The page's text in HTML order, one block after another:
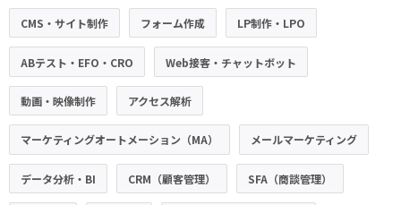
CMS・サイト制作 フォーム作成 LP制作・LPO
ABテスト・EFO・CRO Web接客・チャットボット
動画・映像制作 アクセス解析
マーケティングオートメーション（MA） メールマーケティング
データ分析・BI CRM（顧客管理） SFA（商談管理）